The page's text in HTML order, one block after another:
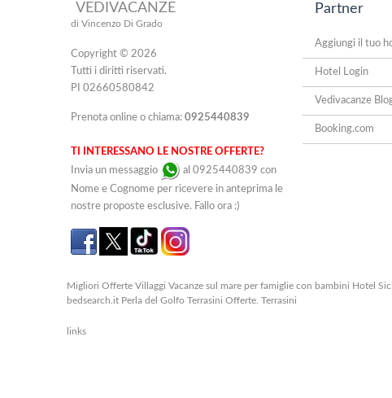
VEDIVACANZE
di Vincenzo Di Grado
Copyright © 2026
Tutti i diritti riservati.
PI 02660580842
Prenota online o chiama: 0925440839
TI INTERESSANO LE NOSTRE OFFERTE?
Invia un messaggio
al 0925440839 con
Nome e Cognome per ricevere in anteprima le
nostre proposte esclusive. Fallo ora :)
Partner
Aggiungi il tuo
Hotel Login
Vedivacanze
Booking.com
Migliori Offerte Villaggi Vacanze sul mare per famiglie con bambini Hotel
bedsearch.it Perla del Golfo Terrasini Offerte. Terrasini
links